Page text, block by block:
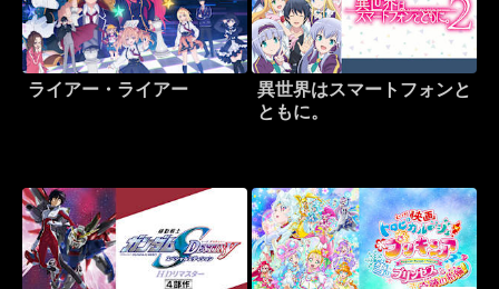
ライアー・ライアー
異世界はスマートフォンと
ともに。